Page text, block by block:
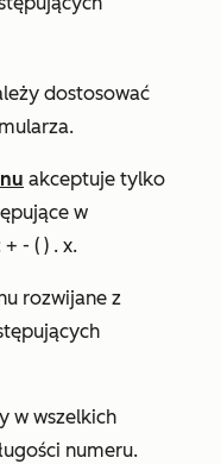
dostosować
akceptuje tylko
w
+ - ( ) . x.
rozwijane z
w wszelkich
numeru.